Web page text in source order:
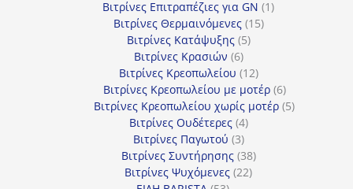
προϊόν
Βιτρίνες Επιτραπέζιες για GN 11
Βιτρίνες Θερμαινόμενες 1515
Βιτρίνες Κατάψυξης 55
Βιτρίνες Κρασιών 66
προϊόντα
Βιτρίνες Κρεοπωλείου 1212
προϊόντα
Βιτρίνες Κρεοπωλείου με μοτέρ 66
προϊόντα
Βιτρίνες Κρεοπωλείου χωρίς μοτέρ 55
Βιτρίνες Ουδέτερες 44
προϊόντα
Βιτρίνες Παγωτού 33
προϊόντα
Βιτρίνες Συντήρησης 3838
προϊόντα
Βιτρίνες Ψυχόμενες 2222